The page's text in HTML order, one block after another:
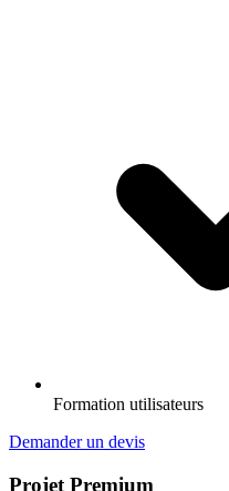
Formation utilisateurs
Demander un devis
Projet Premium